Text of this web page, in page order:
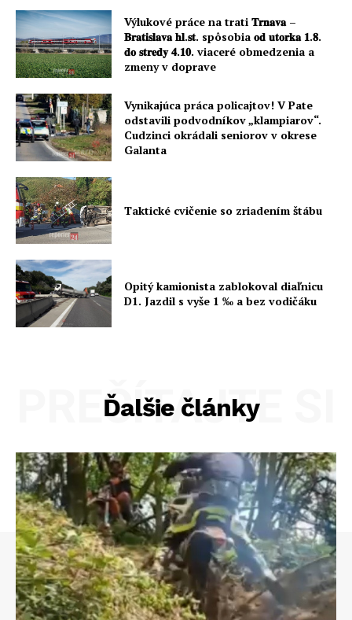
Výlukové práce na trati 𝐓𝐫𝐧𝐚𝐯𝐚 –
𝐁𝐫𝐚𝐭𝐢𝐬𝐥𝐚𝐯𝐚 𝐡𝐥.𝐬𝐭. spôsobia 𝐨𝐝 𝐮𝐭𝐨𝐫𝐤𝐚 𝟏.𝟖.
𝐝𝐨 𝐬𝐭𝐫𝐞𝐝𝐲 𝟒.𝟏𝟎. viaceré obmedzenia a
zmeny v doprave
Vynikajúca práca policajtov! V Pate
odstavili podvodníkov „klampiarov“.
Cudzinci okrádali seniorov v okrese
Galanta
Taktické cvičenie so zriadením štábu
Opitý kamionista zablokoval diaľnicu
D1. Jazdil s vyše 1 ‰ a bez vodičáku
Ďalšie články
PREČÍTAJTE SI